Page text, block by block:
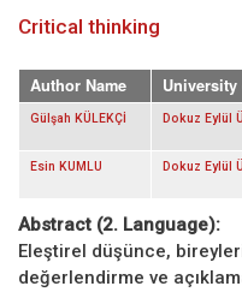
Critical thinking
Author Name
Gülşah KÜLEKÇİ Dokuz Eylül
Esin KUMLU Dokuz Eylül
Abstract (2. Language):
Eleştirel düşünce,
değerlendirme ve